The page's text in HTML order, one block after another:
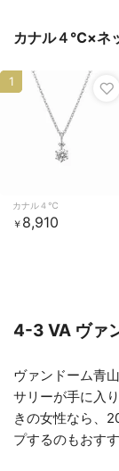
カナル４℃×ネ
カナル４℃
￥ 8,910
1
4-3 VA ヴァ
ヴァンドーム青
サリーが手に入
きの女性なら、
プするのもおすす